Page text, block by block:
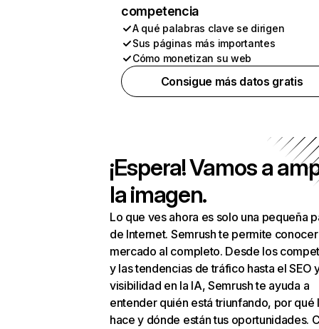
competencia
A qué palabras clave se dirigen
Sus páginas más importantes
Cómo monetizan su web
Consigue más datos gratis
¡Espera! Vamos a
la imagen.
Lo que ves ahora es solo una pequeña
de Internet. Semrush te permite
mercado al completo. Desde los
y las tendencias de tráfico hasta el SEO
visibilidad en la IA, Semrush te ayuda a
entender quién está triunfando, por qué
hace y dónde están tus oportunidades.